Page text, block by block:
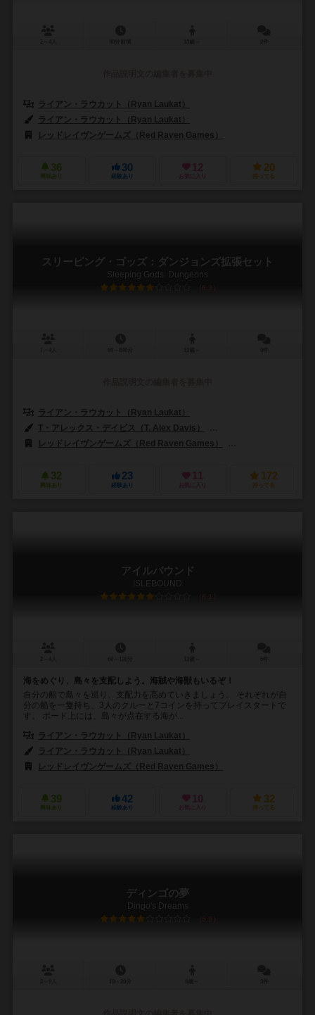
ライアン・ラウカット（Ryan Laukat）
ライアン・ラウカット（Ryan Laukat）
レッドレイヴンゲームズ（Red Raven Games）
36
興味あり
30
経験あり
12
お気に入り
20
持ってる
スリーピング・ゴッズ：ダンジョンズ拡張セット
Sleeping Gods: Dungeons
6.3
ライアン・ラウカット（Ryan Laukat）
T・アレックス・デイビス（T. Alex Davis）
レッドレイヴンゲームズ（Red Raven Games）
32
興味あり
23
経験あり
11
お気に入り
172
持ってる
アイルバウンド
ISLEBOUND
6.1
海をめぐり、島々を支配しよう。海賊や海獣もいるぞ！
自分の船で島々を巡り、支配力を高めていきましょう。 それぞれが自
分の船を一隻持ち、3人のクルーと7コインを持ってプレイスタートで
す。 ボード上には、島々が点在する海が...
ライアン・ラウカット（Ryan Laukat）
ライアン・ラウカット（Ryan Laukat）
レッドレイヴンゲームズ（Red Raven Games）
39
興味あり
42
経験あり
10
お気に入り
32
持ってる
ディンゴの夢
Dingo's Dreams
5.9